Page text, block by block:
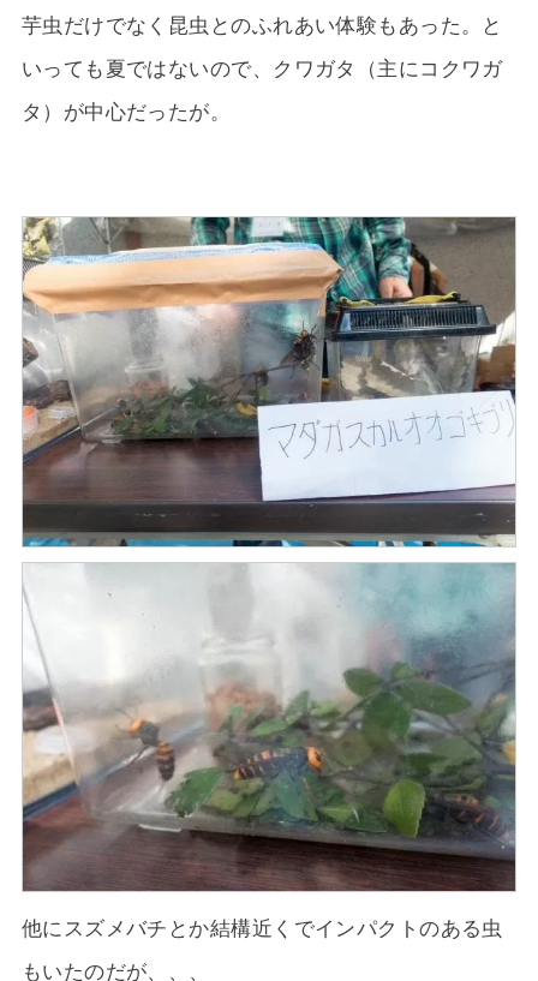
芋虫だけでなく昆虫とのふれあい体験もあった。と
いっても夏ではないので、クワガタ（主にコクワガ
タ）が中心だったが。
他にスズメバチとか結構近くでインパクトのある虫
もいたのだが、、、